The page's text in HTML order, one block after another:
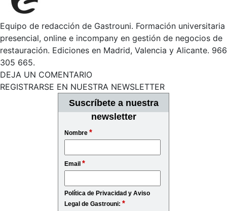
Equipo de redacción de Gastrouni. Formación universitaria
presencial, online e incompany en gestión de negocios de
restauración. Ediciones en Madrid, Valencia y Alicante. 966
305 665.
DEJA UN COMENTARIO
REGISTRARSE EN NUESTRA NEWSLETTER
Suscríbete a nuestra
newsletter
Nombre *
Email *
Política de Privacidad y Aviso
Legal de Gastrouni: *